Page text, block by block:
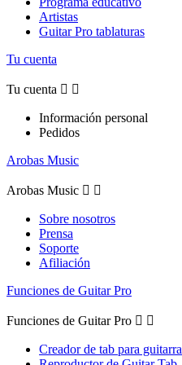
Artistas
Guitar Pro tablaturas
Tu cuenta
Tu cuenta  
Información personal
Pedidos
Arobas Music
Arobas Music  
Sobre nosotros
Prensa
Soporte
Afiliación
Funciones de Guitar Pro
Funciones de Guitar Pro  
Creador de tab para guitarra